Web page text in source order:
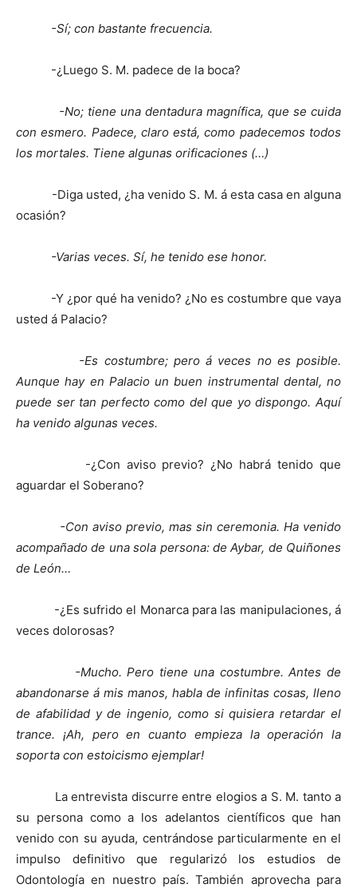
-Sí; con bastante frecuencia.
-¿Luego S. M. padece de la boca?
-No; tiene una dentadura magnífica, que se cuida
con esmero. Padece, claro está, como padecemos todos
los mortales. Tiene algunas orificaciones (…)
-Diga usted, ¿ha venido S. M. á esta casa en alguna
ocasión?
-Varias veces. Sí, he tenido ese honor.
-Y ¿por qué ha venido? ¿No es costumbre que vaya
usted á Palacio?
-Es costumbre; pero á veces no es posible.
Aunque hay en Palacio un buen instrumental dental, no
puede ser tan perfecto como del que yo dispongo. Aquí
ha venido algunas veces.
-¿Con aviso previo? ¿No habrá tenido que
aguardar el Soberano?
-Con aviso previo, mas sin ceremonia. Ha venido
acompañado de una sola persona: de Aybar, de Quiñones
de León…
-¿Es sufrido el Monarca para las manipulaciones, á
veces dolorosas?
-Mucho. Pero tiene una costumbre. Antes de
abandonarse á mis manos, habla de infinitas cosas, lleno
de afabilidad y de ingenio, como si quisiera retardar el
trance. ¡Ah, pero en cuanto empieza la operación la
soporta con estoicismo ejemplar!
La entrevista discurre entre elogios a S. M. tanto a
su persona como a los adelantos científicos que han
venido con su ayuda, centrándose particularmente en el
impulso definitivo que regularizó los estudios de
Odontología en nuestro país. También aprovecha para